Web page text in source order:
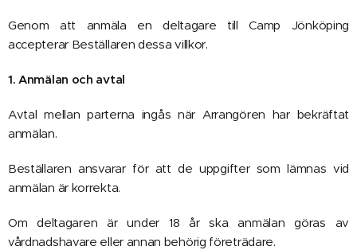
Genom att anmäla en deltagare till Camp Jönköping
accepterar Beställaren dessa villkor.
1. Anmälan och avtal
Avtal mellan parterna ingås när Arrangören har bekräftat
anmälan.
Beställaren ansvarar för att de uppgifter som lämnas vid
anmälan är korrekta.
Om deltagaren är under 18 år ska anmälan göras av
vårdnadshavare eller annan behörig företrädare.